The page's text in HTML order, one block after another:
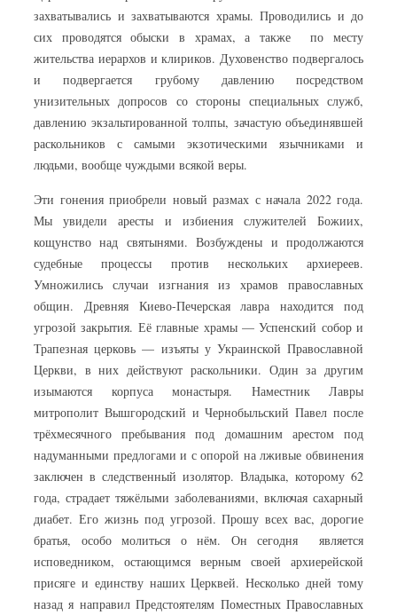
захватывались и захватываются храмы. Проводились и до
сих проводятся обыски в храмах, а также по месту
жительства иерархов и клириков. Духовенство подвергалось
и подвергается грубому давлению посредством
унизительных допросов со стороны специальных служб,
давлению экзальтированной толпы, зачастую объединявшей
раскольников с самыми экзотическими язычниками и
людьми, вообще чуждыми всякой веры.
Эти гонения приобрели новый размах с начала 2022 года.
Мы увидели аресты и избиения служителей Божиих,
кощунство над святынями. Возбуждены и продолжаются
судебные процессы против нескольких архиереев.
Умножились случаи изгнания из храмов православных
общин. Древняя Киево-Печерская лавра находится под
угрозой закрытия. Её главные храмы — Успенский собор и
Трапезная церковь — изъяты у Украинской Православной
Церкви, в них действуют раскольники. Один за другим
изымаются корпуса монастыря. Наместник Лавры
митрополит Вышгородский и Чернобыльский Павел после
трёхмесячного пребывания под домашним арестом под
надуманными предлогами и с опорой на лживые обвинения
заключен в следственный изолятор. Владыка, которому 62
года, страдает тяжёлыми заболеваниями, включая сахарный
диабет. Его жизнь под угрозой. Прошу всех вас, дорогие
братья, особо молиться о нём. Он сегодня является
исповедником, остающимся верным своей архиерейской
присяге и единству наших Церквей. Несколько дней тому
назад я направил Предстоятелям Поместных Православных